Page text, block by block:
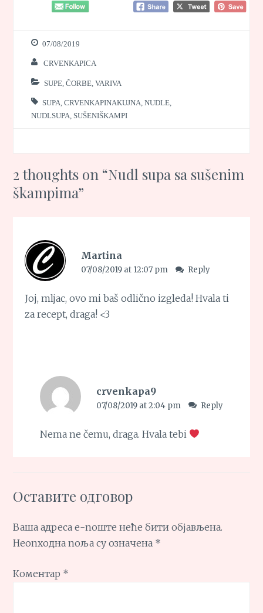
07/08/2019
CRVENKAPICA
SUPE, ČORBE, VARIVA
SUPA ,CRVENKAPINAKUJNA ,NUDLE
NUDLSUPA
SUŠENIŠKAMPI
2 thoughts on “Nudl supa sa sušenim
škampima”
Martina
07/08/2019 at 12:07 pm Reply
Joj, mljac, ovo mi baš odlično izgleda! Hvala ti
za recept, draga! <3
crvenkapa9
07/08/2019 at 2:04 pm Reply
Nema ne čemu, draga. Hvala tebi
Оставите одговор
Ваша адреса е-поште неће бити објављена.
Неопходна поља су означена *
Коментар *